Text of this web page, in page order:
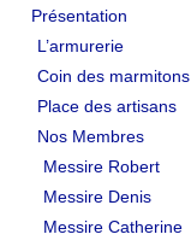
Présentation
L’armurerie
Coin des marmitons
Place des artisans
Nos Membres
Messire Robert
Messire Denis
Messire Catherine